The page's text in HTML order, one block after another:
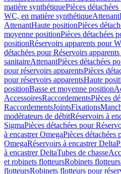
matière synthétiquePièces
WC, en matière synthétiqueAttenant
AttenantHaute positionPièces
moyenne positionPièces détachées
positionRéservoirs apparents pour
détachées pour Réservoirs
sanitaireAttenantPièces détachées
pour réservoirs apparentsPièces
pour réservoirs apparentsHaute
positionBasse et moyenne position
AccessoiresRaccordementsPièces
RaccordementsJointsFixations
modérateurs de débitRéservoirs à
SigmaPièces détachées pour
à encastrer OmegaPièces détachées
OmegaRéservoirs à encastrer Delta
à encastrer DeltaTubes de chasse
et robinets flotteursRobinets flotteurs
flotteursRobinets flotteurs pour